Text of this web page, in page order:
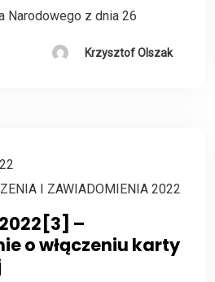
Narodowego z dnia 26
Krzysztof Olszak
I ZAWIADOMIENIA 2022
–
o włączeniu karty